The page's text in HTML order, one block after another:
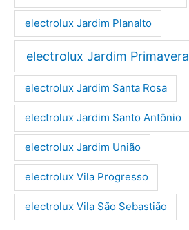
electrolux Jardim Planalto
electrolux Jardim Primavera
electrolux Jardim Santa Rosa
electrolux Jardim Santo Antônio
electrolux Jardim União
electrolux Vila Progresso
electrolux Vila São Sebastião